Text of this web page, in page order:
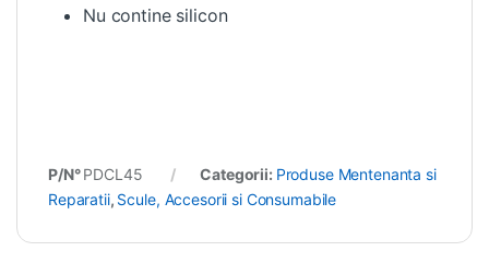
Nu contine silicon
P/N°PDCL45 Categorii: Produse Mentenanta si
Reparatii, Scule, Accesorii si Consumabile